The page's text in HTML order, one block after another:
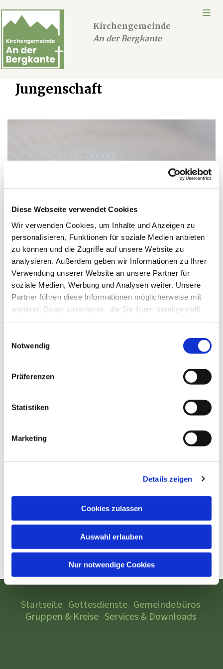
Diese Webseite verwendet Cookies
Wir verwenden Cookies, um Inhalte und Anzeigen zu
personalisieren, Funktionen für soziale Medien anbieten
zu können und die Zugriffe auf unsere Website zu
analysieren. Außerdem geben wir Informationen zu Ihrer
Verwendung unserer Website an unsere Partner für
soziale Medien, Werbung und Analysen weiter. Unsere
Partner führen diese Informationen möglicherweise mit
weiteren Daten zusammen, die Sie ihnen bereitgestellt
Notwendig
Präferenzen
Statistiken
Marketing
Details zeigen
Cookies zulassen
Auswahl erlauben
Nur notwendige Cookies
Kirchengemeinde
An der Bergkante
Jungenschaft
Donnerstag, 7. Oktober 2027, 18:30
- 21:30 Uhr
Haddenhausen - Gemeindehaus,
Biemker Straße 23, 32429 Minden
Startseite Gottesdienste Gemeindebüros
Gruppen & Kreise Services & Downloads